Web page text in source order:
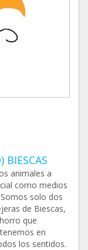
BIESCAS
animales a
como medios
solo dos
de Biescas,
que
en
los sentidos.